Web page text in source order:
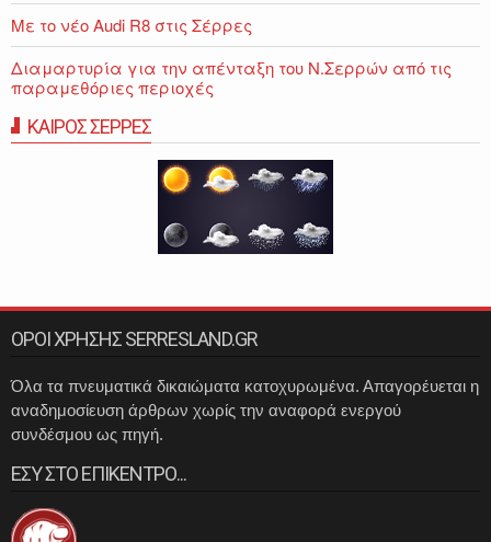
Με το νέο Audi R8 στις Σέρρες
Διαμαρτυρία για την απένταξη του Ν.Σερρών από τις
παραμεθόριες περιοχές
ΚΑΙΡΟΣ ΣΕΡΡΕΣ
ΟΡΟΙ ΧΡΗΣΗΣ SERRESLAND.GR
Όλα τα πνευματικά δικαιώματα κατοχυρωμένα. Απαγορέυεται η
αναδημοσίευση άρθρων χωρίς την αναφορά ενεργού
συνδέσμου ως πηγή.
ΕΣΥ ΣΤΟ ΕΠΙΚΕΝΤΡΟ...